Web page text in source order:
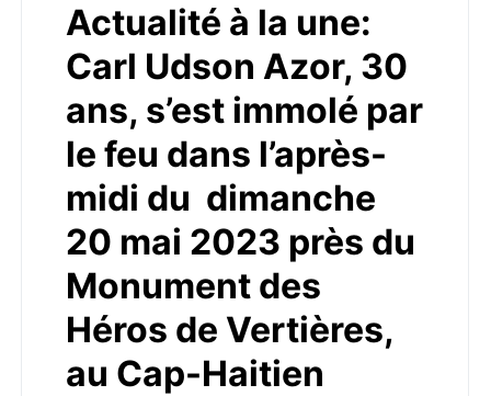
Actualité à la une:
Carl Udson Azor, 30
ans, s’est immolé par
le feu dans l’après-
midi du dimanche
20 mai 2023 près du
Monument des
Héros de Vertières,
au Cap-Haitien